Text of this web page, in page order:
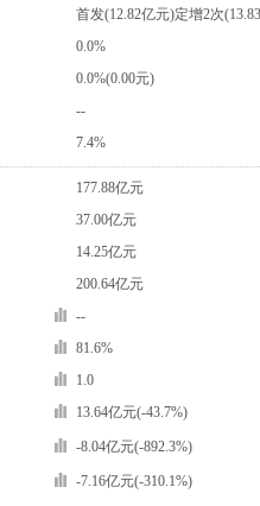
首发(12.82亿元)定增2次
0.0%
0.0%(0.00元)
--
7.4%
177.88亿元
37.00亿元
14.25亿元
200.64亿元
--
81.6%
1.0
13.64亿元(-43.7%)
-8.04亿元(-892.3%)
-7.16亿元(-310.1%)